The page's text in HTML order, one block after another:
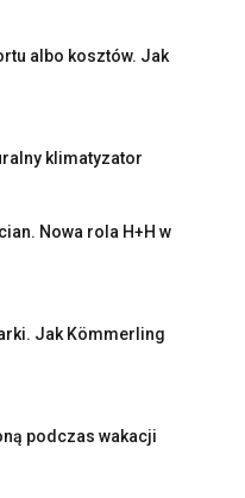
albo kosztów. Jak
klimatyzator
Nowa rola H+H w
Jak Kömmerling
podczas wakacji